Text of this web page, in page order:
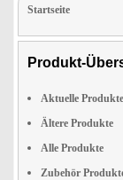
Startseite
Produkt-
Aktuelle Produkte
Ältere Produkte
Alle Produkte
Zubehör